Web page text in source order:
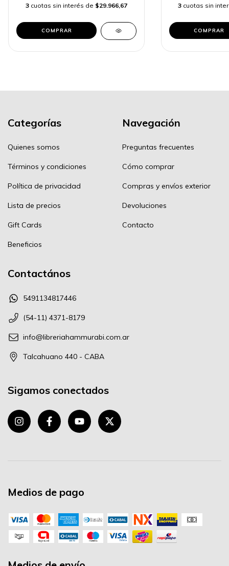
3 cuotas sin interés de $29.966,67
COMPRAR
3 cuotas sin
COMPRAR
Categorías
Quienes somos
Términos y condiciones
Política de privacidad
Lista de precios
Gift Cards
Beneficios
Navegación
Preguntas frecuentes
Cómo comprar
Compras y envíos exterior
Devoluciones
Contacto
Contactános
5491134817446
(54-11) 4371-8179
info@libreriahammurabi.com.ar
Talcahuano 440 - CABA
Sigamos conectados
Medios de pago